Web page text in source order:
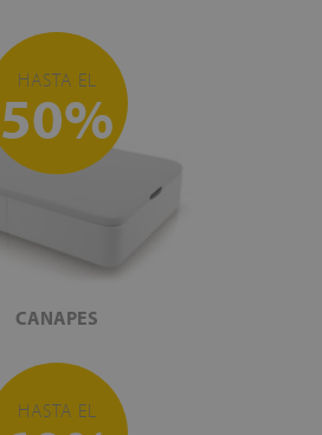
HASTA EL
50%
CANAPES
HASTA EL